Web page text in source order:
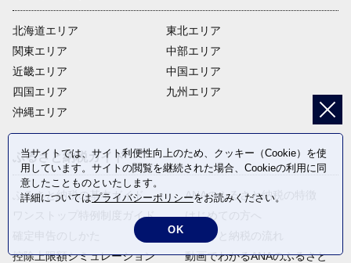
北海道エリア
関東エリア
近畿エリア
四国エリア
沖縄エリア
東北エリア
中部エリア
中国エリア
九州エリア
ふるさと納税ガイド
ふるさと納税の基本ガイド
ワンストップ特例制度ガイド
控除上限額シミュレーション
ANAのふるさと納税の特徴
はじめての方へ
ふるさと納税の流れ
動画でわかるANAのふるさと
当サイトでは、サイト利便性向上のため、クッキー（Cookie）を使
用しています。サイトの閲覧を継続された場合、Cookieの利用に同
意したことものといたします。
詳細についてはプライバシーポリシーをお読みください。
OK